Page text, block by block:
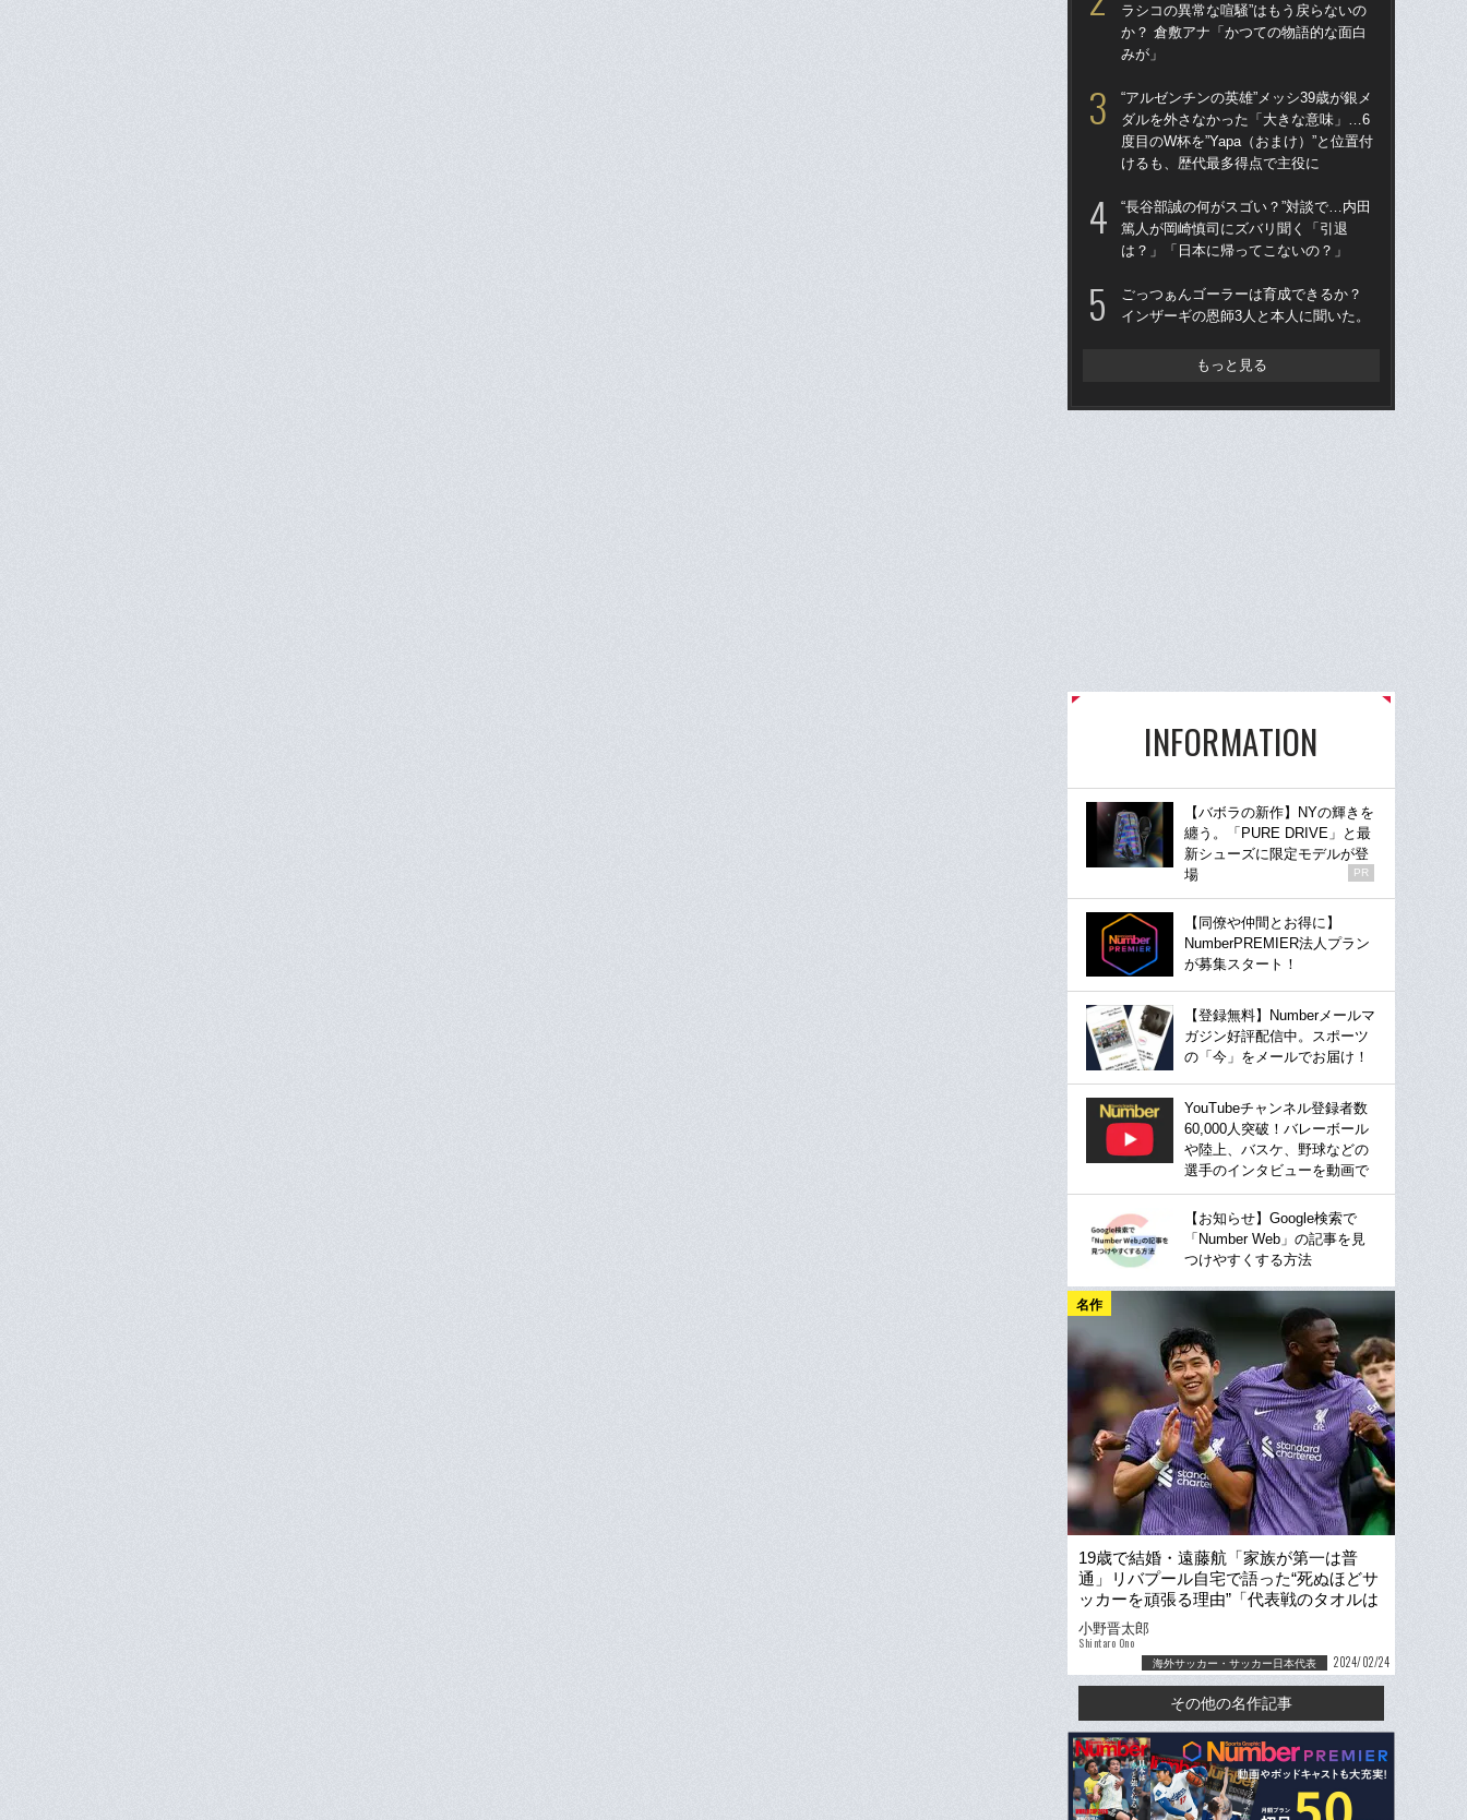
ラシコの異常な喧騒”はもう戻らないの
か？ 倉敷アナ「かつての物語的な面白
みが」
“アルゼンチンの英雄”メッシ39歳が銀メ
ダルを外さなかった「大きな意味」…6
度目のW杯を”Yapa（おまけ）”と位置付
けるも、歴代最多得点で主役に
“長谷部誠の何がスゴい？”対談で…内田
篤人が岡崎慎司にズバリ聞く「引退
は？」「日本に帰ってこないの？」
ごっつぁんゴーラーは育成できるか？
インザーギの恩師3人と本人に聞いた。
もっと見る
INFORMATION
【バボラの新作】NYの輝きを
纏う。「PURE DRIVE」と最
新シューズに限定モデルが登
場
PR
【同僚や仲間とお得に】
NumberPREMIER法人プラン
が募集スタート！
【登録無料】Numberメールマ
ガジン好評配信中。スポーツ
の「今」をメールでお届け！
YouTubeチャンネル登録者数
60,000人突破！バレーボール
や陸上、バスケ、野球などの
選手のインタビューを動画で
【お知らせ】Google検索で
「Number Web」の記事を見
つけやすくする方法
名作
19歳で結婚・遠藤航「家族が第一は普
通」リバプール自宅で語った“死ぬほどサ
ッカーを頑張る理由”「代表戦のタオルは
タケや薫が多いけど…」
小野晋太郎
Shintaro Ono
海外サッカー・サッカー日本代表 2024/02/24
その他の名作記事